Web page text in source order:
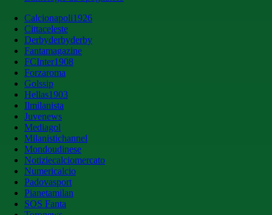
Calcionapoli1926
Cittaceleste
Derbyderbyderby
Fantamagazine
FCInter1908
Forzaroma
Golssip
Hellas1903
Ilmilanista
Juvenews
Mediagol
Milanistichannel
Mondoudinese
Notiziecalciomercato
Numericalcio
Padovasport
Pianetamilan
SOS Fanta